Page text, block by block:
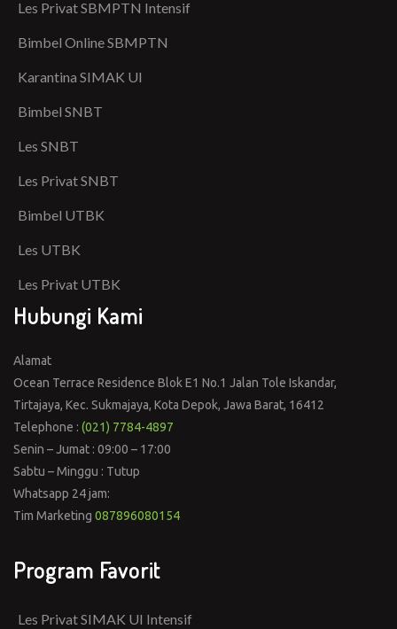
Les Privat SBMPTN Intensif
Bimbel Online SBMPTN
Karantina SIMAK UI
Bimbel SNBT
Les SNBT
Les Privat SNBT
Bimbel UTBK
Les UTBK
Les Privat UTBK
Hubungi Kami
Alamat
Ocean Terrace Residence Blok E1 No.1 Jalan Tole Iskandar,
Tirtajaya, Kec. Sukmajaya, Kota Depok, Jawa Barat, 16412
Telephone : (021) 7784-4897
Senin – Jumat : 09:00 – 17:00
Sabtu – Minggu : Tutup
Whatsapp 24 jam:
Tim Marketing 087896080154
Program Favorit
Les Privat SIMAK UI Intensif